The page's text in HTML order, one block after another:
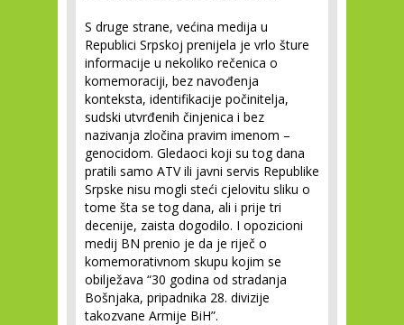
S druge strane, većina medija u
Republici Srpskoj prenijela je vrlo šture
informacije u nekoliko rečenica o
komemoraciji, bez navođenja
konteksta, identifikacije počinitelja,
sudski utvrđenih činjenica i bez
nazivanja zločina pravim imenom –
genocidom. Gledaoci koji su tog dana
pratili samo ATV ili javni servis Republike
Srpske nisu mogli steći cjelovitu sliku o
tome šta se tog dana, ali i prije tri
decenije, zaista dogodilo. I opozicioni
medij BN prenio je da je riječ o
komemorativnom skupu kojim se
obilježava “30 godina od stradanja
Bošnjaka, pripadnika 28. divizije
takozvane Armije BiH”.